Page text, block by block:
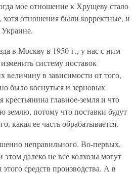
мое отношение к Хрущеву стало
отношения были корректные, и
в Москву в 1950 г., у нас с ним
систему поставок
величину в зависимости от того,
было коснуться и зерновых
главное-земля и что
землю, потому что поставки будут
какая ее часть обрабатывается.
неправильного. Во-первых,
далеко не все колхозы могут
средств производства. А в